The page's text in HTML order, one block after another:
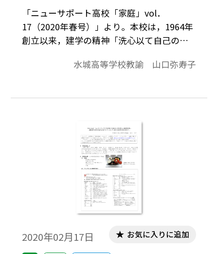
「ニューサポート高校「家庭」vol．
17（2020年春号）」より。本校は，1964年
創立以来，建学の精神「洗心以て自己の確
力を備え，しかも心情豊かで個性ある人間
平成29年度から入学生全員一人一台のタブ
ゆる場所で生徒の興味・関心・可能性を引
き出し，主体的な学びを実践している。家
庭科は1年次「家庭基礎」を2単位で行って
いる。単位数が少ない中，自主的な学び・
実践力を培う授業を目標に行っている。
水城高等学校教諭 山口弥寿子
2020年02月17日 お気に入りに追加